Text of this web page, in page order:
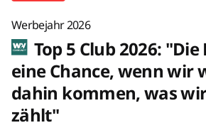
Werbejahr 2026
Top 5 Club 2026:
eine Chance, wenn wir
dahin kommen, was
zählt"